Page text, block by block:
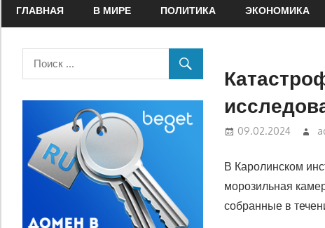
ГЛАВНАЯ В МИРЕ ПОЛИТИКА ЭКОНОМИКА
09.02.2024
В Каролинском
морозильная
собранные в